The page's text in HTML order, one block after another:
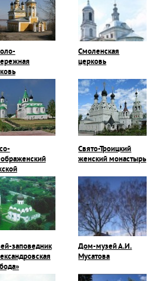
Смоленская
церковь
Свято-Троицкий
женский монастырь
заповедник
Дом-музей А.И.
Мусатова